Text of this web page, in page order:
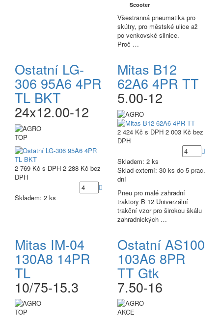
Scooter
Všestranná pneumatika pro
skútry, pro městské ulice až
po venkovské silnice.
Proč …
Ostatní LG-
306 95A6 4PR
TL BKT
24x12.00-12
TOP
2 769 Kč s DPH 2 288 Kč bez
DPH
Skladem: 2 ks
Mitas B12
62A6 4PR TT
5.00-12
2 424 Kč s DPH 2 003 Kč bez
DPH
Skladem: 2 ks
Sklad externí: 30 ks do 5 prac.
dní
Pneu pro malé zahradní
traktory B 12 Univerzální
trakční vzor pro širokou škálu
zahradnických …
Mitas IM-04
130A8 14PR
TL
10/75-15.3
TOP
Ostatní AS100
103A6 8PR
TT Gtk
7.50-16
AKCE